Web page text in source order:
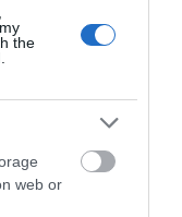
the
web or
48χρονος
χωρίς τις